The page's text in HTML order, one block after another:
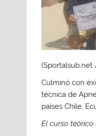
(Sportalsub.net
Culminó con
técnica de
países Chile,
El curso teórico